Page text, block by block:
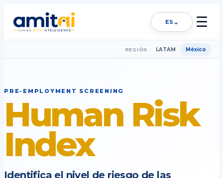
ES ⌄ ☰
REGIÓN LATAM México
PRE-EMPLOYMENT SCREENING
Human Risk
Index
Identifica el nivel de riesgo de las